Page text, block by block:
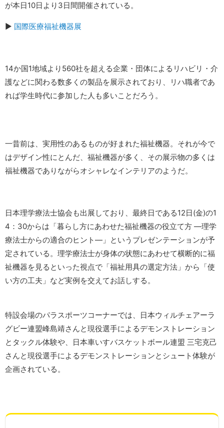
が本日10日より3日間開催されている。
▶︎ 国際医療福祉機器展
14か国1地域より560社を超える企業・団体によるリハビリ・介
護などに関わる数多くの製品を展示されており、リハ職者であ
れば学生時代に参加した人も多いことだろう。
一昔前は、実用性のあるものが好まれた福祉機器。それが今で
はデザイン性にとんだ、福祉機器が多く、その展示物の多くは
福祉機器でありながらオシャレなインテリアのようだ。
日本理学療法士協会も出展しており、最終日である12日(金)の1
4：30からは「暮らし方にあわせた福祉機器の役立て方 ―理学
療法士からの適合のヒント―」というプレゼンテーションが予
定されている。理学療法士が身体の状態にあわせて横断的に福
祉機器を見るといった視点で「福祉用具の選定方法」から「使
い方の工夫」など実例を交えてお話しする。
特設会場のパラスポーツコーナーでは、日本ウィルチェアーラ
グビー連盟峰島靖さんと現役選手によるデモンストレーション
とタックル体験や、日本車いすバスケットボール連盟 三宅克己
さんと現役選手によるデモンストレーションとシュート体験が
企画されている。